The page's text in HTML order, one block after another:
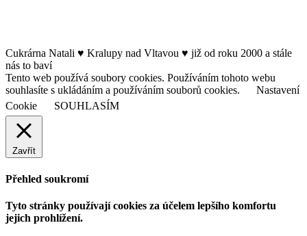
Cukrárna Natali ♥ Kralupy nad Vltavou ♥ již od roku 2000 a stále
nás to baví
Tento web používá soubory cookies. Používáním tohoto webu
souhlasíte s ukládáním a používáním souborů cookies.
Nastavení
Cookie
SOUHLASÍM
Zavřít
Přehled soukromí
Tyto stránky používají cookies za účelem lepšího komfortu
jejich prohlížení.